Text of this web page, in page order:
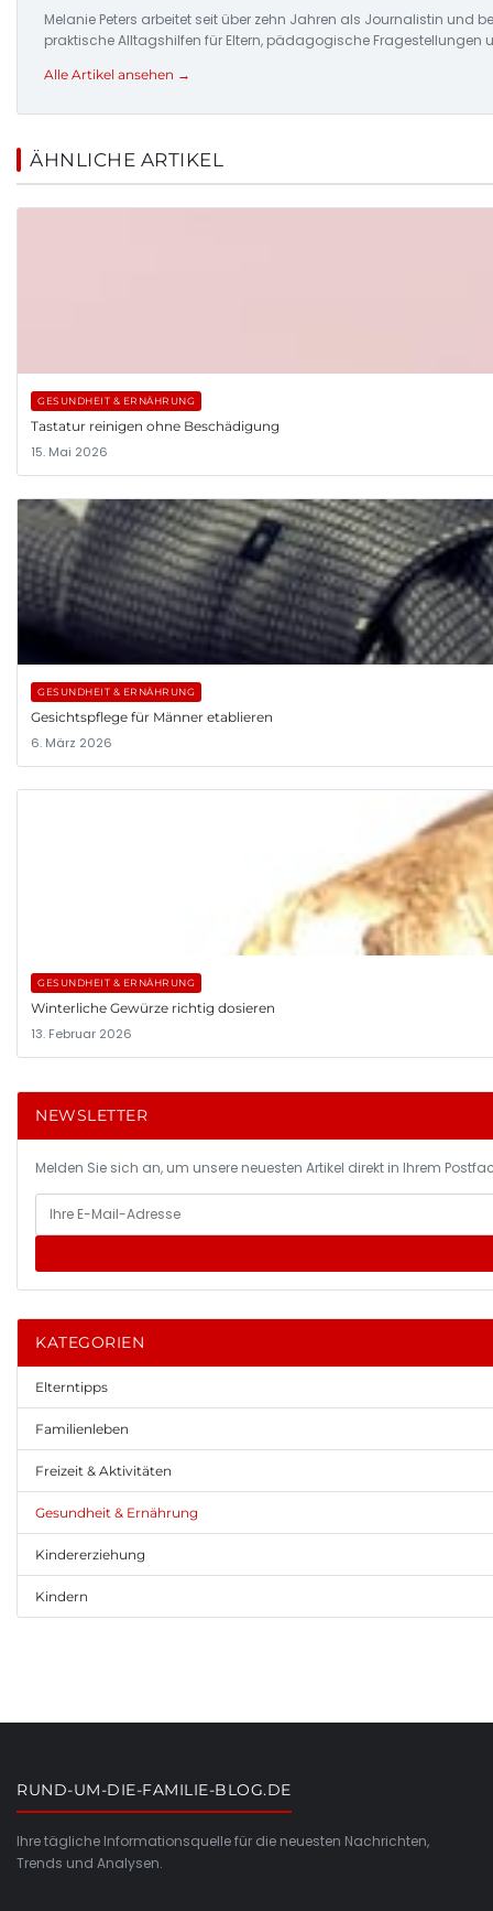
Melanie Peters arbeitet seit über zehn Jahren als Journalistin und
praktische Alltagshilfen für Eltern, pädagogische
Alle Artikel ansehen →
ÄHNLICHE ARTIKEL
GESUNDHEIT & ERNÄHRUNG
Tastatur reinigen ohne Beschädigung
15. Mai 2026
GESUNDHEIT & ERNÄHRUNG
Gesichtspflege für Männer etablieren
6. März 2026
GESUNDHEIT & ERNÄHRUNG
Winterliche Gewürze richtig dosieren
13. Februar 2026
NEWSLETTER
Melden Sie sich an, um unsere neuesten Artikel direkt in Ihrem
KATEGORIEN
Elterntipps
Familienleben
Freizeit & Aktivitäten
Gesundheit & Ernährung
Kindererziehung
Kindern
RUND-UM-DIE-FAMILIE-BLOG.DE
Ihre tägliche Informationsquelle für die neuesten Nachrichten,
Trends und Analysen.